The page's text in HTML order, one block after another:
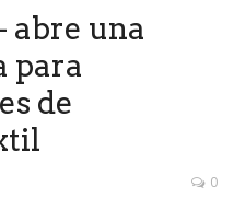
abre una
para
de
0